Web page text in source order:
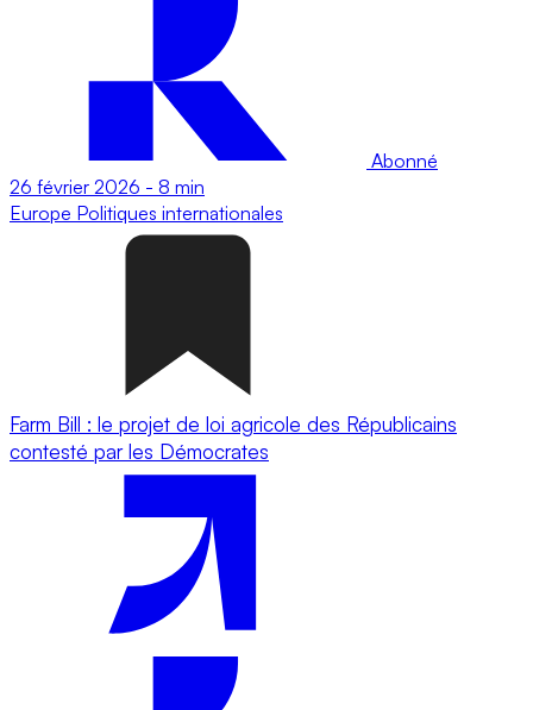
Abonné
26 février 2026 - 8 min
Europe Politiques internationales
Farm Bill : le projet de loi agricole des Républicains
contesté par les Démocrates